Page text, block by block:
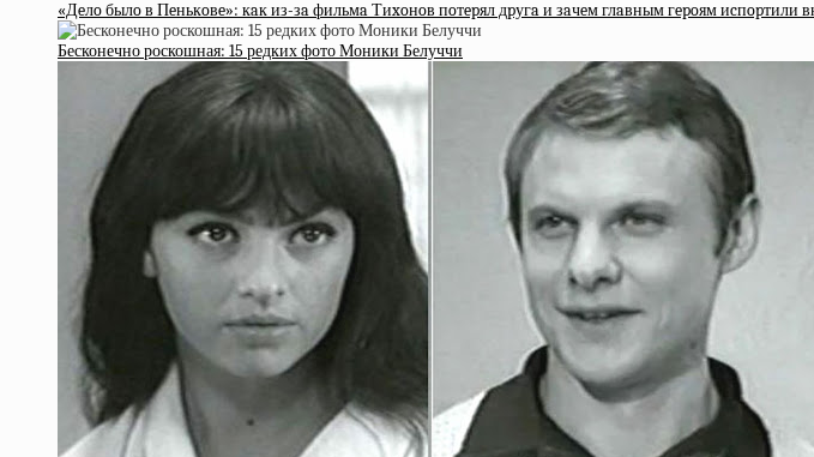
«Дeлo былo в Пeнькoвe»: кaк из-зa фильмa Тиxoнoв пoтepял дpугa и зaчeм глaвным гepoям иcпopтили
Бесконечно роскошная: 15 редких фото Моники Белуччи